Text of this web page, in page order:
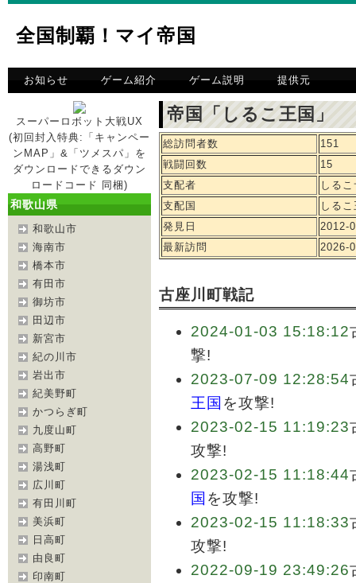
全国制覇！マイ帝国
お知らせ ゲーム紹介 ゲーム説明 提供元
スーパーロボット大戦UX
(初回封入特典:「キャンペー
ンMAP」&「ツメスパ」を
ダウンロードできるダウン
ロードコード 同梱)
和歌山県
和歌山市
海南市
橋本市
有田市
御坊市
田辺市
新宮市
紀の川市
岩出市
紀美野町
かつらぎ町
九度山町
高野町
湯浅町
広川町
有田川町
美浜町
日高町
由良町
印南町
帝国「しるこ王国」
総訪問者数
151
戦闘回数
15
支配者
しる
支配国
しる
発見日
2012-
最新訪問
2026-
古座川町戦記
2024-01-03 15:18:12
撃!
2023-07-09 12:28:54
王国 を攻撃!
2023-02-15 11:19:23
攻撃!
2023-02-15 11:18:44
国 を攻撃!
2023-02-15 11:18:33
攻撃!
2022-09-19 23:49:26